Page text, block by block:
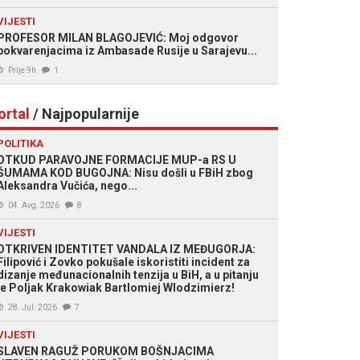
MILAN BLAGOJEVIĆ: Moj odgovor
iz Ambasade Rusije u Sarajevu...
Prije 9h 1
/ Najpopularnije
PARAVOJNE FORMACIJE MUP-a RS U
KOD BUGOJNA: Nisu došli u FBiH zbog
Vučića, nego...
04. Avg. 2026 8
IDENTITET VANDALA IZ MEĐUGORJA:
i Zovko pokušale iskoristiti incident za
međunacionalnih tenzija u BiH, a u pitanju
Poljak Krakowiak Bartlomiej Wlodzimierz!
28. Jul. 2026 7
RAGUŽ PORUKOM BOŠNJACIMA